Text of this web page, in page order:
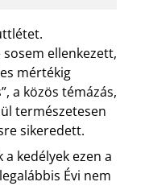
ellenkezett,
mértékig
a közös témázás,
természetesen
sikeredett.
kedélyek ezen a
Évi nem